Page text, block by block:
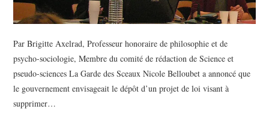
Par Brigitte Axelrad, Professeur honoraire de philosophie et de
psycho-sociologie, Membre du comité de rédaction de Science et
pseudo-sciences La Garde des Sceaux Nicole Belloubet a annoncé que
le gouvernement envisageait le dépôt d’un projet de loi visant à
supprimer…